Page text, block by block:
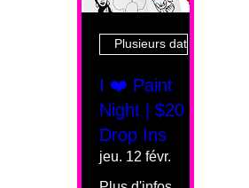
Plusieurs dates
I ❤️ Paint
Night | $20
Drop Ins
jeu. 12 févr.